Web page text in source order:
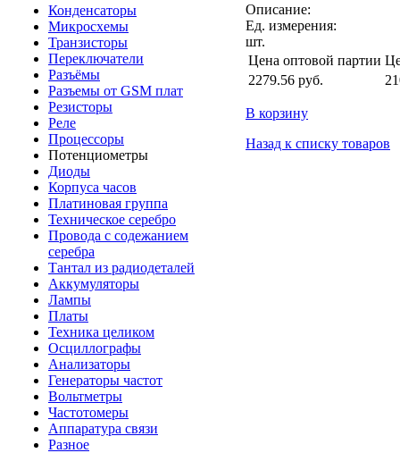
Конденсаторы
Микросхемы
Транзисторы
Переключатели
Разъёмы
Разъемы от GSM плат
Резисторы
Реле
Процессоры
Потенциометры
Диоды
Корпуса часов
Платиновая группа
Техническое серебро
Провода с содежанием
серебра
Тантал из радиодеталей
Аккумуляторы
Лампы
Платы
Техника целиком
Осциллографы
Анализаторы
Генераторы частот
Вольтметры
Частотомеры
Аппаратура связи
Разное
Описание:
Ед. измерения:
шт.
Цена оптовой партии
2279.56 руб.
В корзину
Назад к списку товаров